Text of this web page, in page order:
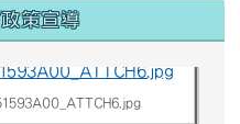
級：羅永珈、林
內容
策宣導